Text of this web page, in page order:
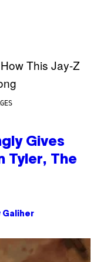
Gives
Tyler, The
Galiher